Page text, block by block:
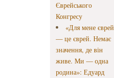
Єврейського
Конгресу
«Для мене єврей
— це єврей. Немає
значення, де він
живе. Ми — одна
родина»: Едуард